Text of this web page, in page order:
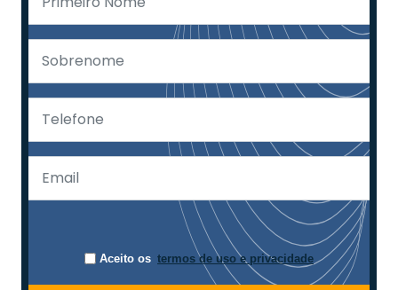
Aceito os termos de uso e privacidade